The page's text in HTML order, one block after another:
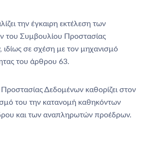
την έγκαιρη εκτέλεση των
του Συμβουλίου Προστασίας
σε σχέση με τον μηχανισμό
του άρθρου 63.
Δεδομένων καθορίζει στον
του την κατανομή καθηκόντων
και των αναπληρωτών προέδρων.